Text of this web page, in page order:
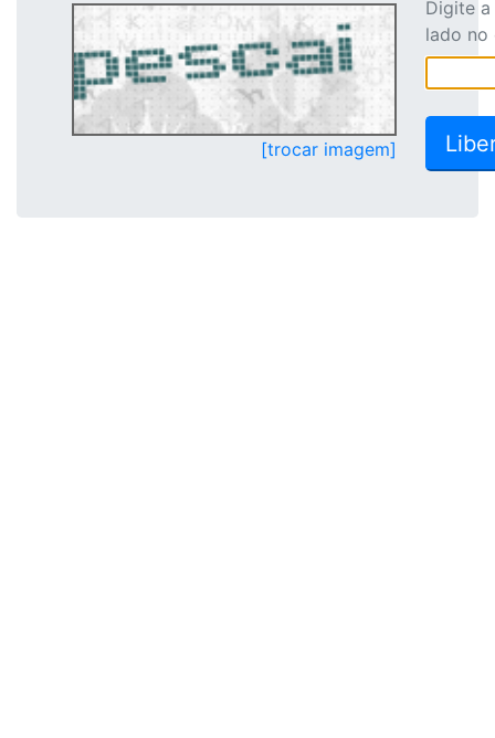
[trocar imagem]
Digite
lado no